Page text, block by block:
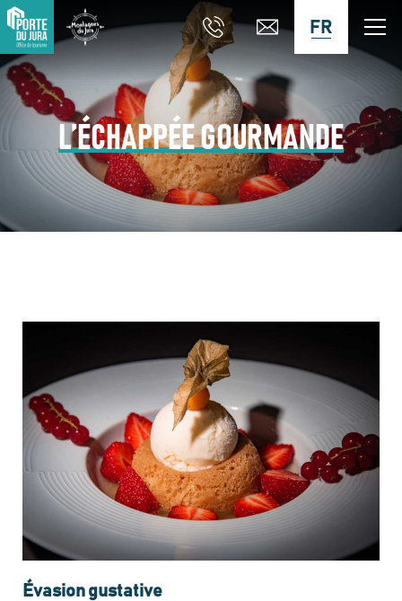
FR
L’ÉCHAPPÉE GOURMANDE
Évasion gustative